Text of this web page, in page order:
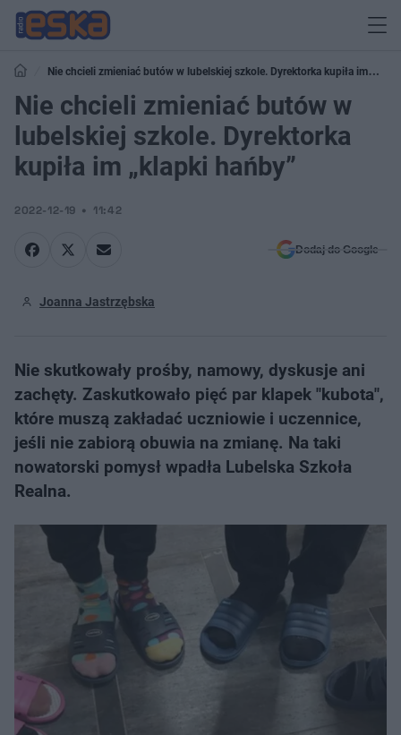
Nie chcieli zmieniać butów w lubelskiej szkole. Dyrektorka kupiła im
„klapki hańby”
Nie chcieli zmieniać butów w
lubelskiej szkole. Dyrektorka
kupiła im „klapki hańby”
2022-12-19 11:42
Dodaj do Google
Joanna Jastrzębska
Nie skutkowały prośby, namowy, dyskusje ani
zachęty. Zaskutkowało pięć par klapek "kubota",
które muszą zakładać uczniowie i uczennice,
jeśli nie zabiorą obuwia na zmianę. Na taki
nowatorski pomysł wpadła Lubelska Szkoła
Realna.